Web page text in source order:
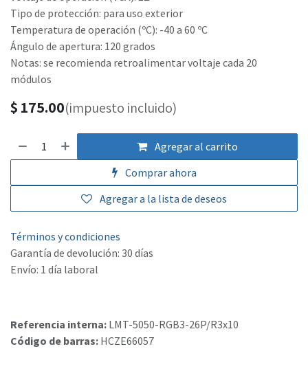
Tipo de protección: para uso exterior
Temperatura de operación (ºC): -40 a 60 ºC
Ángulo de apertura: 120 grados
Notas: se recomienda retroalimentar voltaje cada 20
módulos
$ 175.00(impuesto incluido)
Agregar al carrito
Comprar ahora
Agregar a la lista de deseos
Términos y condiciones
Garantía de devolución: 30 días
Envío: 1 día laboral
Referencia interna: LMT-5050-RGB3-26P/R3x10
Código de barras: HCZE66057